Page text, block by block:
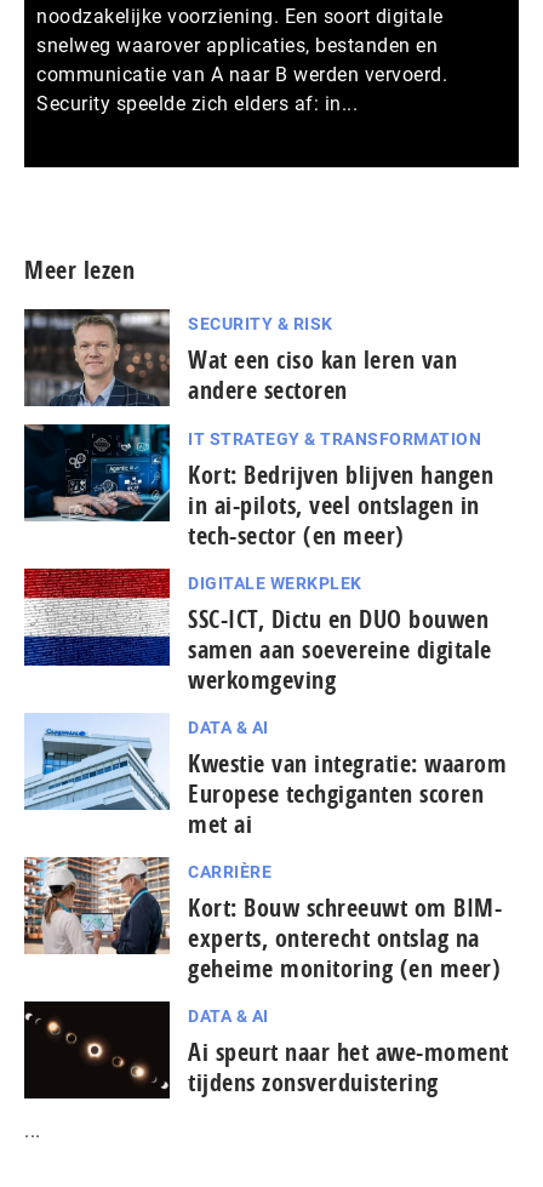
noodzakelijke voorziening. Een soort digitale
snelweg waarover applicaties, bestanden en
communicatie van A naar B werden vervoerd.
Security speelde zich elders af: in...
Meer lezen
SECURITY & RISK
Wat een ciso kan leren van
andere sectoren
IT STRATEGY & TRANSFORMATION
Kort: Bedrijven blijven hangen
in ai-pilots, veel ontslagen in
tech-sector (en meer)
DIGITALE WERKPLEK
SSC-ICT, Dictu en DUO bouwen
samen aan soevereine digitale
werkomgeving
DATA & AI
Kwestie van integratie: waarom
Europese tech­gi­gan­ten scoren
met ai
CARRIÈRE
Kort: Bouw schreeuwt om BIM-
experts, onterecht ontslag na
geheime monitoring (en meer)
DATA & AI
Ai speurt naar het awe-moment
tijdens zonsverduistering
...